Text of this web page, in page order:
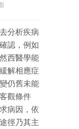
分析疾病
認，例如
西醫學能
解相應症
仍舊未能
觀條件
病因，依
徑乃其主